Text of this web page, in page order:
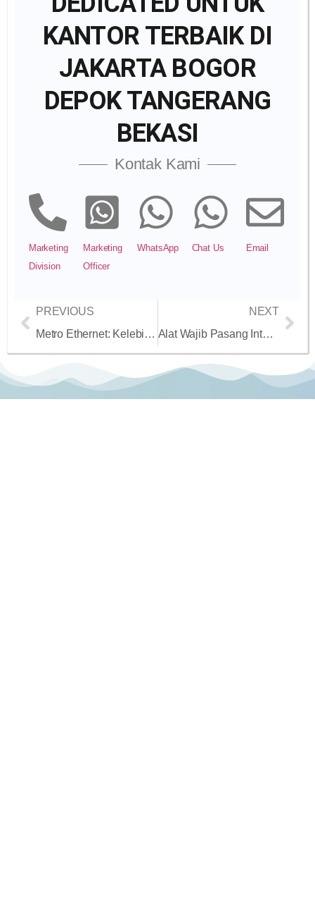
KANTOR TERBAIK DI
JAKARTA BOGOR
DEPOK TANGERANG
BEKASI
Kontak Kami
Marketing
Division
Marketing
Officer
WhatsApp Chat Us Email
PREVIOUS
Metro Ethernet: Kelebihan dan Kekurangannya
NEXT
Alat Wajib Pasang Internet Dedicated B2B